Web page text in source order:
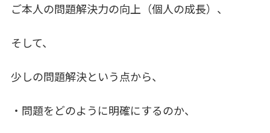
ご本人の問題解決力の向上（個人の成長）、
そして、
少しの問題解決という点から、
・問題をどのように明確にするのか、